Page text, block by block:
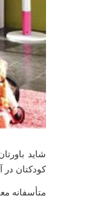
شاید
کودکتان در
متأسفانه معمولا